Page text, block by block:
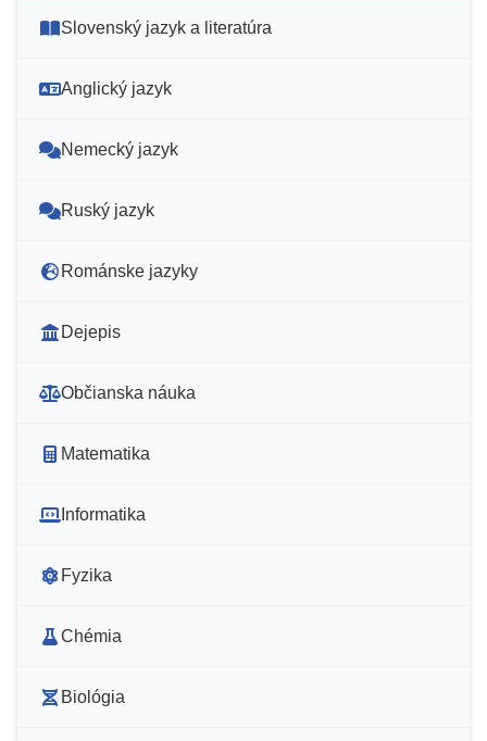
Slovenský jazyk a literatúra
Anglický jazyk
Nemecký jazyk
Ruský jazyk
Románske jazyky
Dejepis
Občianska náuka
Matematika
Informatika
Fyzika
Chémia
Biológia